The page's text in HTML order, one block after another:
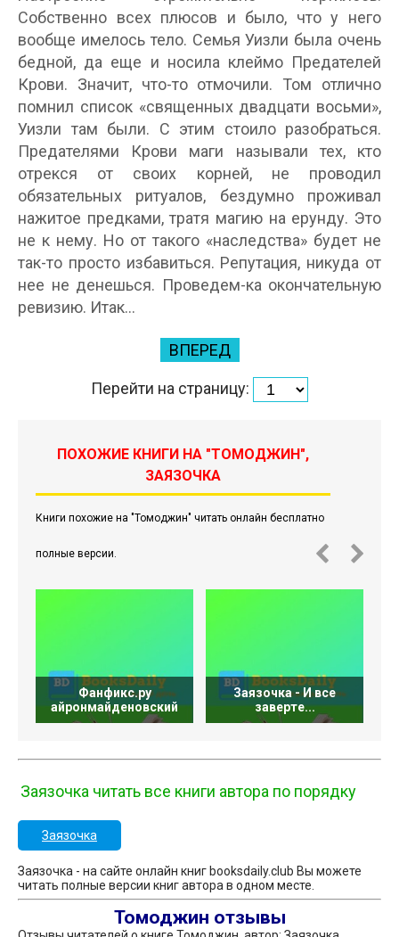
Собственно всех плюсов и было, что у него
вообще имелось тело. Семья Уизли была очень
бедной, да еще и носила клеймо Предателей
Крови. Значит, что-то отмочили. Том отлично
помнил список «священных двадцати восьми»,
Уизли там были. С этим стоило разобраться.
Предателями Крови маги называли тех, кто
отрекся от своих корней, не проводил
обязательных ритуалов, бездумно проживал
нажитое предками, тратя магию на ерунду. Это
не к нему. Но от такого «наследства» будет не
так-то просто избавиться. Репутация, никуда от
нее не денешься. Проведем-ка окончательную
ревизию. Итак…
ВПЕРЕД
Перейти на страницу:
ПОХОЖИЕ КНИГИ НА "ТОМОДЖИН",
ЗАЯЗОЧКА
Книги похожие на "Томоджин" читать онлайн бесплатно
полные версии.
Фанфикс.ру
айронмайденовский
Заязочка - И все
заверте...
Заязочка читать все книги автора по порядку
Заязочка
Заязочка - на сайте онлайн книг booksdaily.club Вы можете
читать полные версии книг автора в одном месте.
Томоджин отзывы